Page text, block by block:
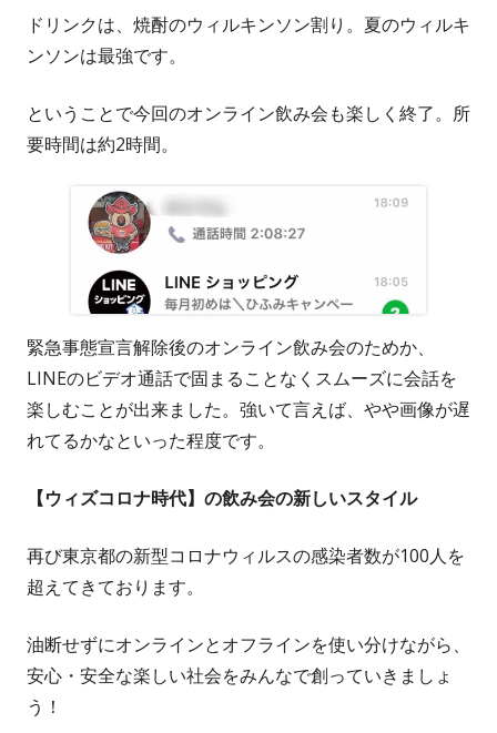
ドリンクは、焼酎のウィルキンソン割り。夏のウィルキ
ンソンは最強です。
ということで今回のオンライン飲み会も楽しく終了。所
要時間は約2時間。
緊急事態宣言解除後のオンライン飲み会のためか、
LINEのビデオ通話で固まることなくスムーズに会話を
楽しむことが出来ました。強いて言えば、やや画像が遅
れてるかなといった程度です。
【ウィズコロナ時代】の飲み会の新しいスタイル
再び東京都の新型コロナウィルスの感染者数が100人を
超えてきております。
油断せずにオンラインとオフラインを使い分けながら、
安心・安全な楽しい社会をみんなで創っていきましょ
う！